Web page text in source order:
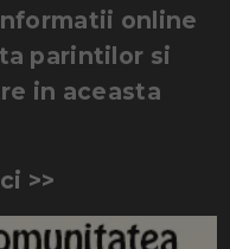
online
parintilor si
in aceasta
>>